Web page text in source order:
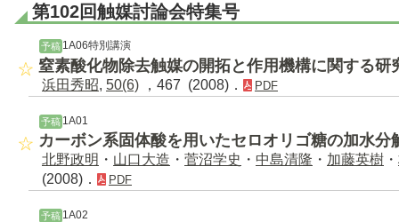
第102回触媒討論会特集号
予稿 1A06特別講演
窒素酸化物除去触媒の開拓と作用機構に関する研
浜田秀昭, 50(6) ，467 (2008)． PDF
予稿1A01
カーボン系固体酸を用いたセロオリゴ糖の加水分
北野政明 ・ 山口大造 ・ 菅沼学史 ・ 中島清隆 ・ 加藤英樹 ・
(2008)．
PDF
予稿1A02